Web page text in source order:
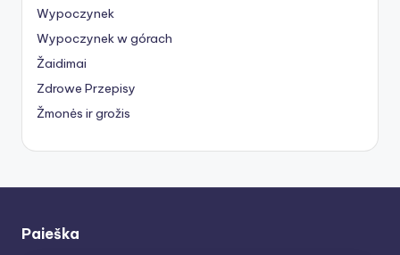
Wypoczynek
Wypoczynek w górach
Žaidimai
Zdrowe Przepisy
Žmonės ir grožis
Paieška